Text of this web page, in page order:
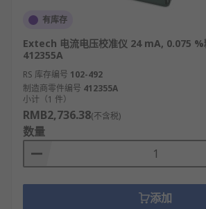
有库存
Extech 电流电压校准仪 24 mA, 0.075 %
412355A
RS 库存编号 102-492
制造商零件编号 412355A
小计（1 件）
RMB2,736.38(不含税)
数量
添加